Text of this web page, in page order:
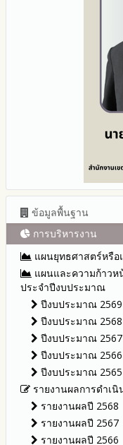
ข้อมูลพื้นฐาน
โครงสร้าง หน้าที่และ
ข้อมูลผู้บริหาร
ข้อมูลการติดต่อและ
ระเบียบ / กฎหมายที่เ
นโยบายคุ้มครองข้อ
ข่าวประชาสัมพันธ์
ข่าวสารพัฒนาสำนักง
โปร่งใส
การบริหารงาน
แผนยุทธศาสตร์หรื
แผนและความก้าวห
ประจำปีงบประมาณ
ปีงบประมาณ 2569
ปีงบประมาณ 2568
ปีงบประมาณ 2567
ปีงบประมาณ 2566
ปีงบประมาณ 2565
รายงานผลการดำเ
รายงานผลปี 2568
รายงานผลปี 2567
รายงานผลปี 2566